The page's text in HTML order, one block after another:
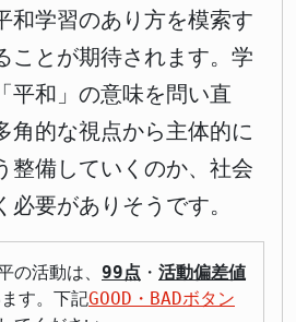
和学習のあり方を模索す
ことが期待されます。学
平和」の意味を問い直
角的な視点から主体的に
整備していくのか、社会
要がありそうです。
の活動は、 99点 ・ 活動偏差値
す。下記GOOD・BADボタン